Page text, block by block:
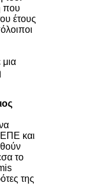
που
έτους
και
το
της